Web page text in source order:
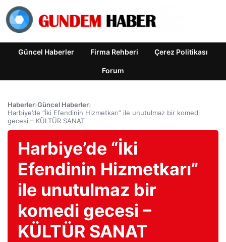
Güncel Haberler Firma Rehberi Çerez Politikası
Forum
Haberler›Güncel Haberler›
Harbiye’de “İki Efendinin Hizmetkarı” ile unutulmaz bir komedi
gecesi – KÜLTÜR SANAT
Harbiye’de “İki
Efendinin Hizmetkarı”
ile unutulmaz bir
komedi gecesi –
KÜLTÜR SANAT